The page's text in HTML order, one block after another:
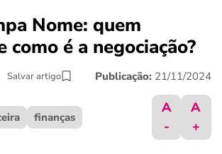
Nome: quem
como é a negociação?
Salvar artigo Publicação: 21/11/2024
finanças
A
-
A
+